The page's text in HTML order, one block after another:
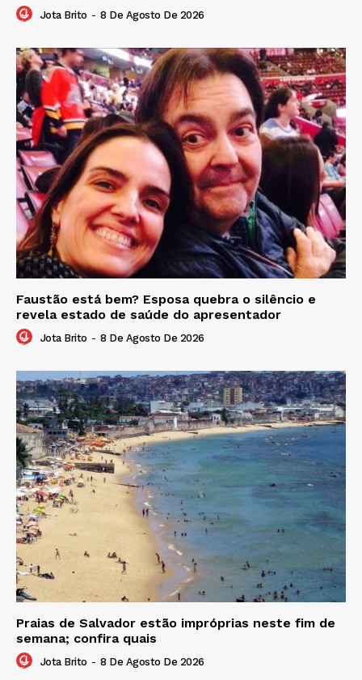
Jota Brito - 8 De Agosto De 2026
Faustão está bem? Esposa quebra o silêncio e
revela estado de saúde do apresentador
Jota Brito - 8 De Agosto De 2026
Praias de Salvador estão impróprias neste fim de
semana; confira quais
Jota Brito - 8 De Agosto De 2026